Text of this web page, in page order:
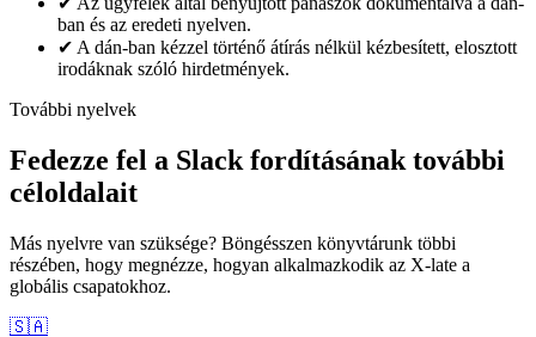
ban és az eredeti nyelven.
✔ A dán-ban kézzel történő átírás nélkül kézbesített, elosztott
irodáknak szóló hirdetmények.
További nyelvek
Fedezze fel a Slack fordításának további
céloldalait
Más nyelvre van szüksége? Böngésszen könyvtárunk többi
részében, hogy megnézze, hogyan alkalmazkodik az X-late a
globális csapatokhoz.
🇸🇦